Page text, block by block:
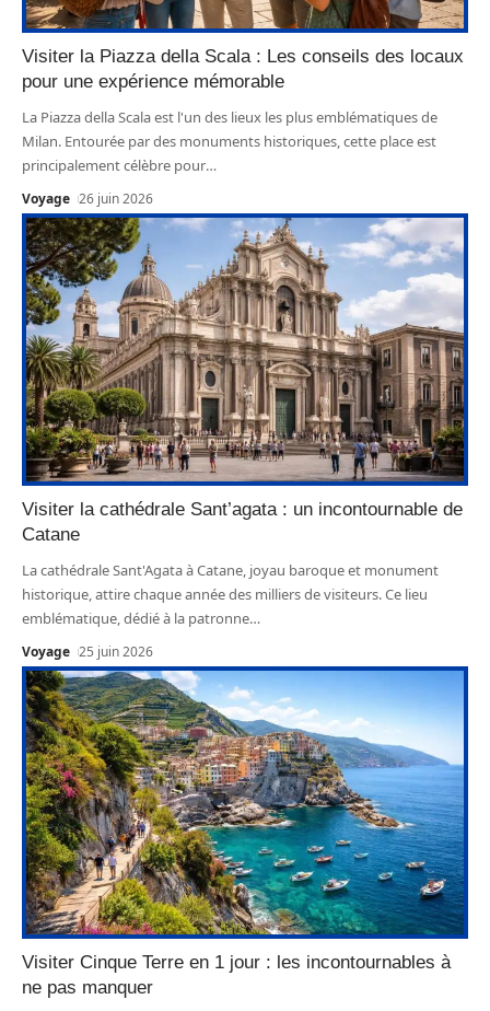
Visiter la Piazza della Scala : Les conseils des locaux
pour une expérience mémorable
La Piazza della Scala est l'un des lieux les plus emblématiques de
Milan. Entourée par des monuments historiques, cette place est
principalement célèbre pour…
Voyage 26 juin 2026
Visiter la cathédrale Sant’agata : un incontournable de
Catane
La cathédrale Sant'Agata à Catane, joyau baroque et monument
historique, attire chaque année des milliers de visiteurs. Ce lieu
emblématique, dédié à la patronne…
Voyage 25 juin 2026
Visiter Cinque Terre en 1 jour : les incontournables à
ne pas manquer